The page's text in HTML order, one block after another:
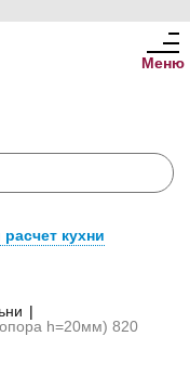
кухни
Меню
|
h=20мм) 820